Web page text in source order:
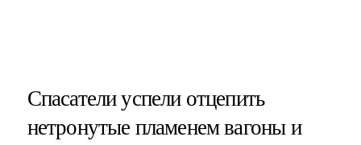
Спасатели успели отцепить
нетронутые пламенем вагоны и